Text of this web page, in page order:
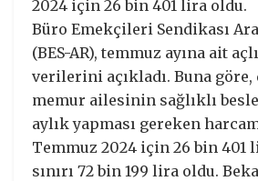
2024 için 26 bin 401 lira oldu.
Büro Emekçileri Sendikası
(BES-AR), temmuz ayına ait
verilerini açıkladı. Buna
memur ailesinin sağlıklı
aylık yapması gereken
Temmuz 2024 için 26 bin
sınırı 72 bin 199 lira oldu.